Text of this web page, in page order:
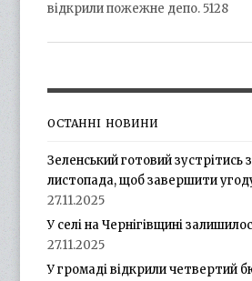
відкрили пожежне депо. 5128
ОСТАННІ НОВИНИ
Зеленський готовий зустрітись
листопада, щоб завершити
27.11.2025
У селі на Чернігівщині
27.11.2025
У громаді відкрили четвертий